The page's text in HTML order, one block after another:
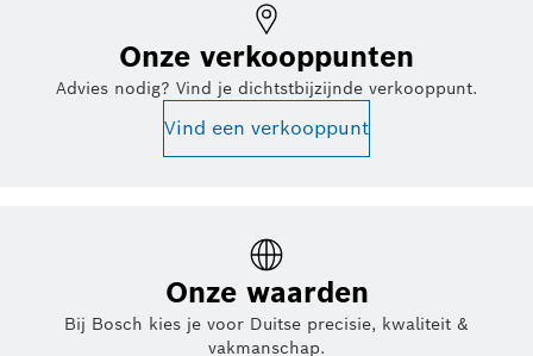
Onze verkooppunten
Advies nodig? Vind je dichtstbijzijnde verkooppunt.
Vind een verkooppunt
Onze waarden
Bij Bosch kies je voor Duitse precisie, kwaliteit &
vakmanschap.